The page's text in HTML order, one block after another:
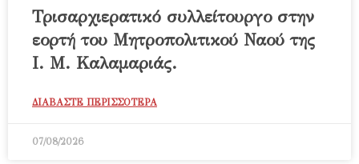
Τρισαρχιερατικό συλλείτουργο στην
εορτή του Μητροπολιτικού Ναού της
Ι. Μ. Καλαμαριάς.
ΔΙΑΒΑΣΤΕ ΠΕΡΙΣΣΟΤΕΡΑ
07/08/2026